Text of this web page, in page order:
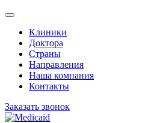
Клиники
Доктора
Страны
Направления
Наша компания
Контакты
Заказать звонок